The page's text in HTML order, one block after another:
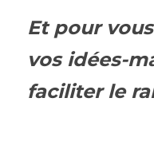
Et pour
vos idées-
faciliter le